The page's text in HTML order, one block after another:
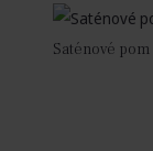
Saténové